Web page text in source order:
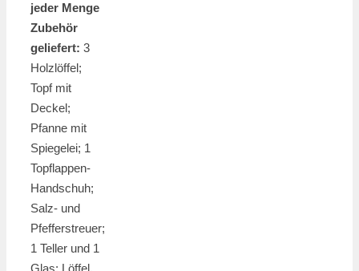
jeder Menge
Zubehör
geliefert: 3
Holzlöffel;
Topf mit
Deckel;
Pfanne mit
Spiegelei; 1
Topflappen-
Handschuh;
Salz- und
Pfefferstreuer;
1 Teller und 1